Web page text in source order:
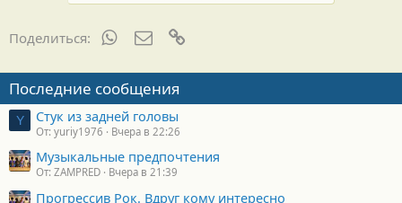
Поделиться: WhatsAppЭлектронная почта
Последние сообщения
Y Стук из задней головы
От: yuriy1976 Вчера в 22:26
Музыкальные предпочтения
От: ZAMPRED Вчера в 21:39
Прогрессив Рок. Вдруг кому интересно